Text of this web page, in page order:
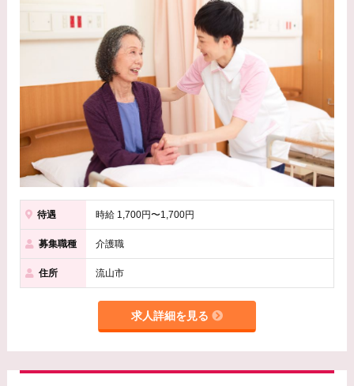
待遇 時給 1,700円〜1,700円
募集職種 介護職
住所 流山市
求人詳細を見る